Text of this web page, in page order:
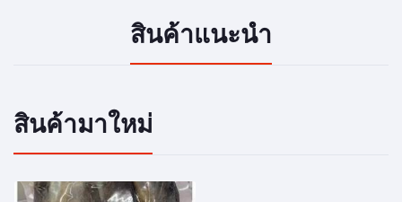
สินค้าแนะนำ
สินค้ามาใหม่